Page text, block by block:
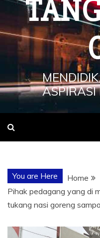
You are Here Home
Pihak pedagang yang di
tukang nasi goreng